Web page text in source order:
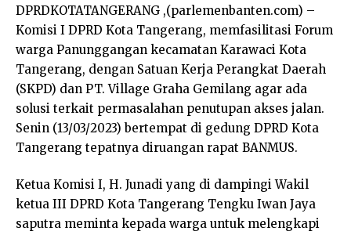
DPRDKOTATANGERANG ,(parlemenbanten.com) –
Komisi I DPRD Kota Tangerang, memfasilitasi Forum
warga Panunggangan kecamatan Karawaci Kota
Tangerang, dengan Satuan Kerja Perangkat Daerah
(SKPD) dan PT. Village Graha Gemilang agar ada
solusi terkait permasalahan penutupan akses jalan.
Senin (13/03/2023) bertempat di gedung DPRD Kota
Tangerang tepatnya diruangan rapat BANMUS.
Ketua Komisi I, H. Junadi yang di dampingi Wakil
ketua III DPRD Kota Tangerang Tengku Iwan Jaya
saputra meminta kepada warga untuk melengkapi